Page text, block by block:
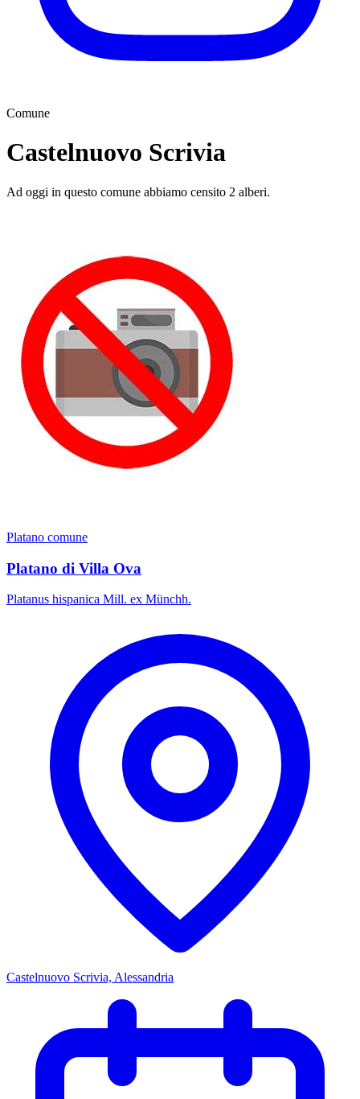
Comune
Castelnuovo Scrivia
Ad oggi in questo comune abbiamo censito 2 alberi.
Platano comune
Platano di Villa Ova
Platanus hispanica Mill. ex Münchh.
Castelnuovo Scrivia, Alessandria